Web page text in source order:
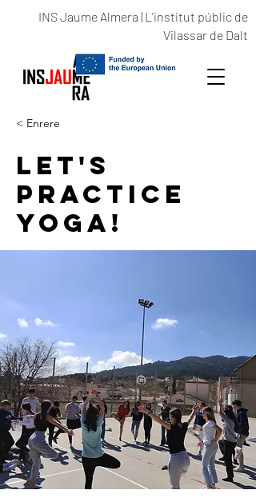
INS Jaume Almera | L'institut públic de
Vilassar de Dalt
< Enrere
Let's
practice
yoga!